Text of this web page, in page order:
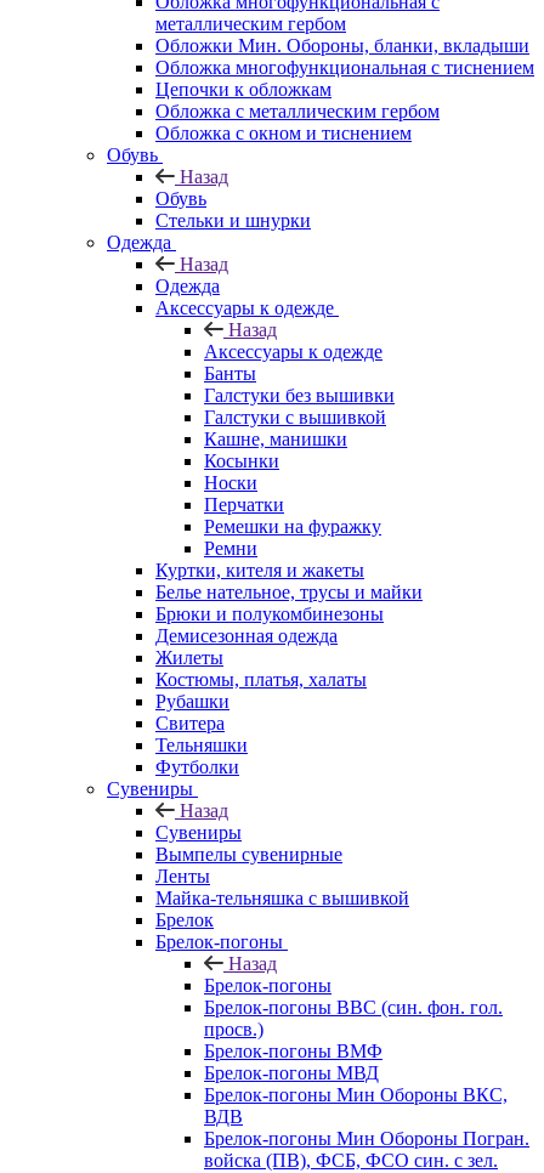
металлическим гербом
Обложки Мин. Обороны, бланки, вкладыши
Обложка многофункциональная с тиснением
Цепочки к обложкам
Обложка с металлическим гербом
Обложка с окном и тиснением
Обувь
Назад
Обувь
Стельки и шнурки
Одежда
Назад
Одежда
Аксессуары к одежде
Назад
Аксессуары к одежде
Банты
Галстуки без вышивки
Галстуки с вышивкой
Кашне, манишки
Косынки
Носки
Перчатки
Ремешки на фуражку
Ремни
Куртки, кителя и жакеты
Белье нательное, трусы и майки
Брюки и полукомбинезоны
Демисезонная одежда
Жилеты
Костюмы, платья, халаты
Рубашки
Свитера
Тельняшки
Футболки
Сувениры
Назад
Сувениры
Вымпелы сувенирные
Ленты
Майка-тельняшка с вышивкой
Брелок
Брелок-погоны
Назад
Брелок-погоны
Брелок-погоны ВВС (син. фон. гол.
просв.)
Брелок-погоны ВМФ
Брелок-погоны МВД
Брелок-погоны Мин Обороны ВКС,
ВДВ
Брелок-погоны Мин Обороны Погран.
войска (ПВ), ФСБ, ФСО син. с зел.